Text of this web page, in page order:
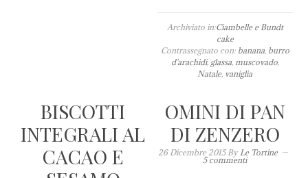
Archiviato in:Ciambelle e Bundt
cake
Contrassegnato con: banana, burro
d'arachidi, glassa, muscovado,
Natale, vaniglia
BISCOTTI
INTEGRALI AL
CACAO E
OMINI DI PAN
DI ZENZERO
26 Dicembre 2015ByLe Tortine
5 commenti